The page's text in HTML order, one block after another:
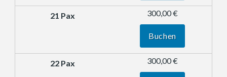
300,00 €
Buchen
300,00 €